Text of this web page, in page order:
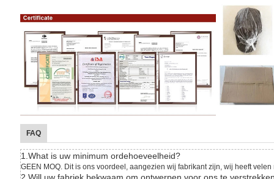
FAQ
1.What is uw minimum ordehoeveelheid?
GEEN MOQ. Dit is ons voordeel, aangezien wij fabrikant zijn, wij heeft